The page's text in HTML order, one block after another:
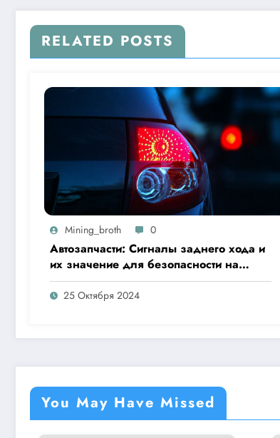
RELATED POSTS
Mining_broth 0
Автозапчасти: Сигналы заднего хода и
их значение для безопасности на
дороге
25 Октября 2024
You May Have Missed